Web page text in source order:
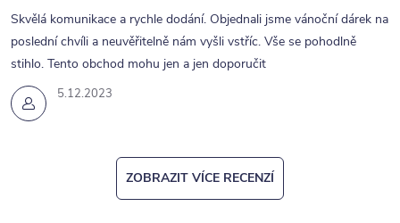
5.12.2023
Skvělá komunikace a rychle dodání. Objednali jsme vánoční dárek na
poslední chvíli a neuvěřitelně nám vyšli vstříc. Vše se pohodlně
stihlo. Tento obchod mohu jen a jen doporučit
ZOBRAZIT VÍCE RECENZÍ